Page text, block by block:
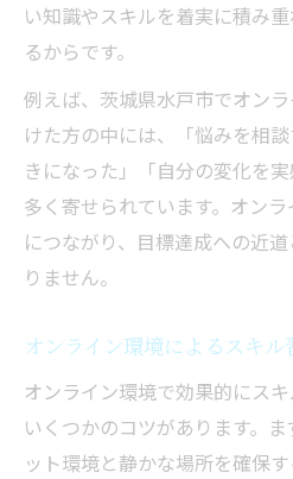
い知識やスキルを着実に積み
るからです。
例えば、茨城県水戸市でオン
けた方の中には、「悩みを相
きになった」「自分の変化を
多く寄せられています。オン
につながり、目標達成への近
りません。
オンライン環境によるスキル
オンライン環境で効果的にスキ
いくつかのコツがあります。
ット環境と静かな場所を確保